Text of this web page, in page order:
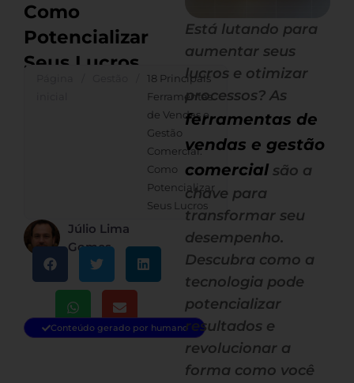
Como
Potencializar
Seus Lucros
18 Principais
Ferramentas
de Vendas e
Gestão
Comercial:
Como
Potencializar
Seus Lucros
Júlio Lima
Gomes
Conteúdo gerado por humano
Está lutando para
aumentar seus
lucros e otimizar
processos? As
ferramentas de
vendas e gestão
comercial são a
chave para
transformar seu
desempenho.
Descubra como a
tecnologia pode
potencializar
resultados e
revolucionar a
forma como você